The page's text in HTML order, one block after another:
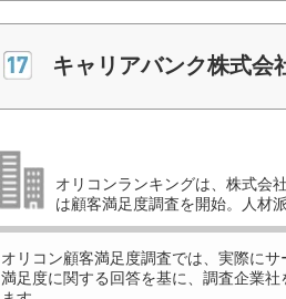
キャリアバンク株式会
オリコンランキングは、株式会
は顧客満足度調査を開始。人材
オリコン顧客満足度調査では、実際にサ
満足度に関する回答を基に、調査企業社